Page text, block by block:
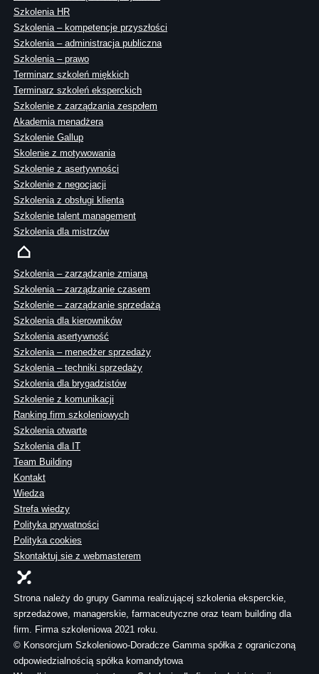
Szkolenia HR
Szkolenia – kompetencje przyszłości
Szkolenia – administracja publiczna
Szkolenia – prawo
Terminarz szkoleń miękkich
Terminarz szkoleń eksperckich
Szkolenie z zarządzania zespołem
Akademia menadżera
Szkolenie Gallup
Skolenie z motywowania
Szkolenie z asertywności
Szkolenie z negocjacji
Szkolenia z obsługi klienta
Szkolenie talent management
Szkolenia dla mistrzów
Szkolenia – zarządzanie zmianą
Szkolenia – zarządzanie czasem
Szkolenie – zarządzanie sprzedażą
Szkolenia dla kierowników
Szkolenia asertywność
Szkolenia – menedżer sprzedaży
Szkolenia – techniki sprzedaży
Szkolenia dla brygadzistów
Szkolenie z komunikacji
Ranking firm szkoleniowych
Szkolenia otwarte
Szkolenia dla IT
Team Building
Kontakt
Wiedza
Strefa wiedzy
Polityka prywatności
Polityka cookies
Skontaktuj sie z webmasterem
Strona należy do grupy Gamma realizującej szkolenia eksperckie,
sprzedażowe, managerskie, farmaceutyczne oraz team building dla
firm. Firma szkoleniowa 2021 roku.
© Konsorcjum Szkoleniowo-Doradcze Gamma spółka z ograniczoną
odpowiedzialnością spółka komandytowa